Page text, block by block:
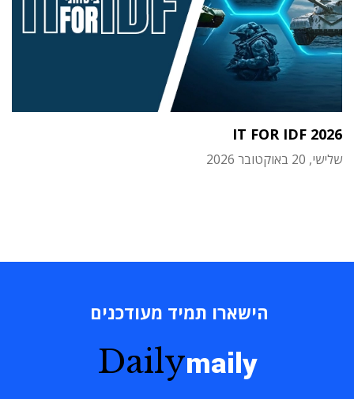
IT FOR IDF 2026
שלישי, 20 באוקטובר 2026
הישארו תמיד מעודכנים
Dailymaily